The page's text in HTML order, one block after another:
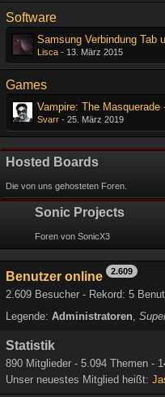
Software
Samsung Verbindung Tab
Lisca - 13. März 2015
Games
Vampire: The Masquerade
Svarr - 25. März 2019
Hosted Boards
Die von uns gehosteten Foren.
Sonic Projects
Foren von SonicX3
Benutzer online 2.609
2.609 Besucher - Rekord: 5
Legende: Administratoren
Statistik
890 Mitglieder - 5.094 Themen -
Unser neuestes Mitglied heißt: